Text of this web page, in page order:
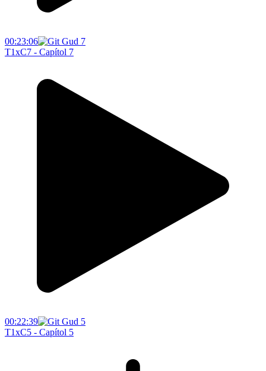
00:23:06
T1xC7 - Capítol 7
00:22:39
T1xC5 - Capítol 5